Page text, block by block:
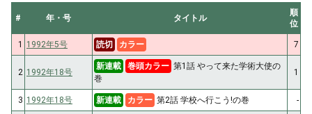
# 年・号 タイトル
順
位
1 1992年5号 読切 カラー 7
2 1992年18号
新連載 巻頭カラー 第1話 やって来た学術大使の
巻
1
3 1992年18号 新連載 カラー 第2話 学校へ行こう!の巻 -